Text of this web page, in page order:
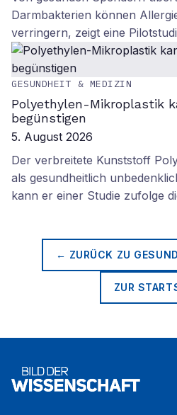
Darmbakterien können
verringern, zeigt eine
GESUNDHEIT & MEDIZIN
Polyethylen-Mikroplastik
begünstigen
5. August 2026
Der verbreitete Kunststoff
als gesundheitlich
kann er einer Studie zufolge
← ZURÜCK ZU
ZUR